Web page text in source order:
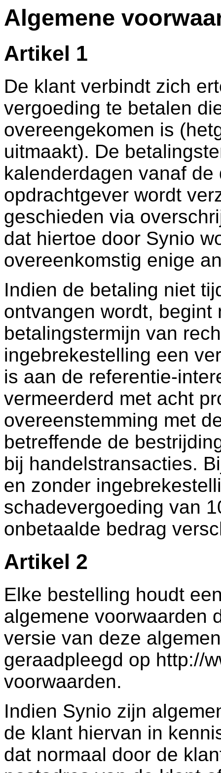
Algemene
Artikel 1
De klant verbindt zich
vergoeding te betalen
overeengekomen is
uitmaakt). De
kalenderdagen vanaf
opdrachtgever wordt
geschieden via
dat hiertoe door Synio
overeenkomstig enige
Indien de betaling niet
ontvangen wordt, begint
betalingstermijn van
ingebrekestelling een
is aan de referentie-
vermeerderd met acht
overeenstemming met
betreffende de
bij handelstransacties.
en zonder
schadevergoeding van
onbetaalde bedrag
Artikel 2
Elke bestelling houdt
algemene voorwaarden
versie van deze
geraadpleegd op http://
voorwaarden.
Indien Synio zijn
de klant hiervan in
dat normaal door de